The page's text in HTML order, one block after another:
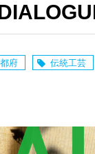
府 伝統工芸